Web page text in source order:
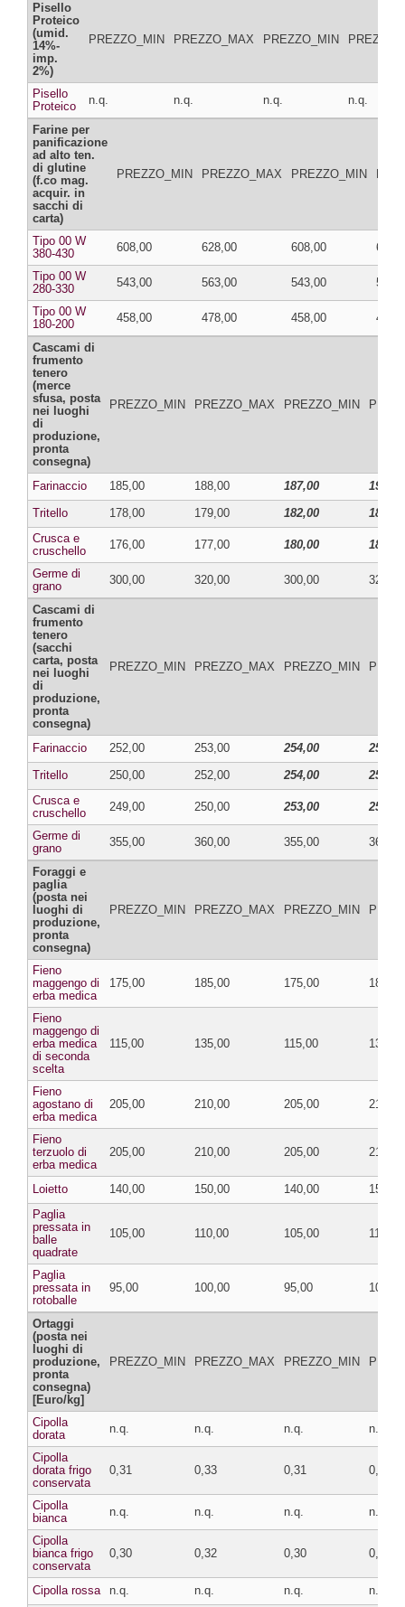
Pisello
Proteico
(umid.
14%-
imp.
2%)
PREZZO_MIN PREZZO_MAX PREZZO_MIN
Pisello
Proteico
n.q. n.q. n.q. n.q.
Farine per
panificazione
ad alto ten.
di glutine
(f.co mag.
acquir. in
sacchi di
carta)
PREZZO_MIN PREZZO_MAX PREZZO_MIN
Tipo 00 W
380-430
608,00 628,00 608,00
Tipo 00 W
280-330
543,00 563,00 543,00
Tipo 00 W
180-200
458,00 478,00 458,00
Cascami di
frumento
tenero
(merce
sfusa, posta
nei luoghi
di
produzione,
pronta
consegna)
PREZZO_MIN PREZZO_MAX PREZZO_MIN
Farinaccio 185,00 188,00 187,00
190,00
Tritello
178,00 179,00 182,00
183,00
Crusca e
cruschello
176,00 177,00 180,00 181,00
Germe di
grano
300,00 320,00 300,00 320,00
Cascami di
frumento
tenero
(sacchi
carta, posta
nei luoghi
di
produzione,
pronta
consegna)
PREZZO_MIN PREZZO_MAX PREZZO_MIN
Farinaccio 252,00 253,00 254,00
255,00
Tritello
250,00 252,00 254,00
256,00
Crusca e
cruschello
249,00 250,00 253,00 254,00
Germe di
grano
355,00 360,00 355,00 360,00
Foraggi e
paglia
(posta nei
luoghi di
produzione,
pronta
consegna)
PREZZO_MIN PREZZO_MAX PREZZO_MIN
Fieno
maggengo di
erba medica
175,00 185,00 175,00 185,00
Fieno
maggengo di
erba medica
di seconda
scelta
115,00 135,00 115,00 135,00
Fieno
agostano di
erba medica
205,00 210,00 205,00 210,00
Fieno
terzuolo di
erba medica
205,00 210,00 205,00 210,00
Loietto 140,00 150,00 140,00
150,00
Paglia
pressata in
balle
quadrate
105,00 110,00 105,00 110,00
Paglia
pressata in
rotoballe
95,00 100,00 95,00 100,00
Ortaggi
(posta nei
luoghi di
produzione,
pronta
consegna)
[Euro/kg]
PREZZO_MIN PREZZO_MAX PREZZO_MIN
Cipolla
dorata
n.q. n.q. n.q. n.q.
Cipolla
dorata frigo
conservata
0,31 0,33 0,31 0,33
Cipolla
bianca
n.q. n.q. n.q. n.q.
Cipolla
bianca frigo
conservata
0,30 0,32 0,30 0,32
Cipolla rossa n.q. n.q. n.q.
n.q.